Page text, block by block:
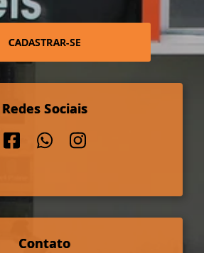
CADASTRAR-SE
Redes Sociais
Contato